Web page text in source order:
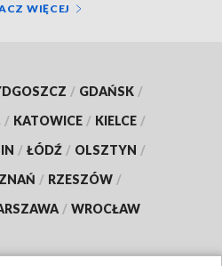
WIĘCEJ
/ GDAŃSK /
/ KATOWICE / KIELCE /
/ ŁÓDŹ / OLSZTYN /
/ RZESZÓW /
/ WROCŁAW